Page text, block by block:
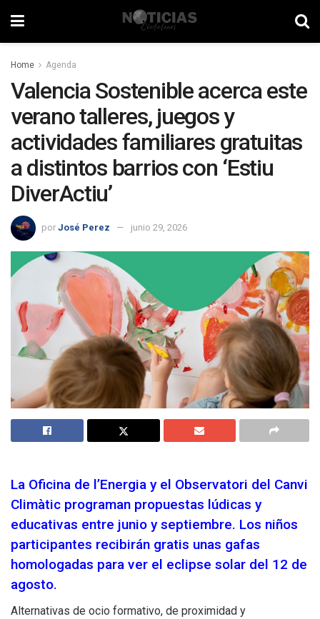
Home Agenda
Valencia Sostenible acerca este
verano talleres, juegos y
actividades familiares gratuitas
a distintos barrios con ‘Estiu
DiverActiu’
por José Perez junio 29, 2026
La Oficina de l’Energia y el Observatori del Canvi
Climàtic programan propuestas lúdicas y
educativas entre junio y septiembre. Los niños
participantes recibirán gratis unas gafas
homologadas para ver el eclipse solar del 12 de
agosto.
Alternativas de ocio formativo, de proximidad y